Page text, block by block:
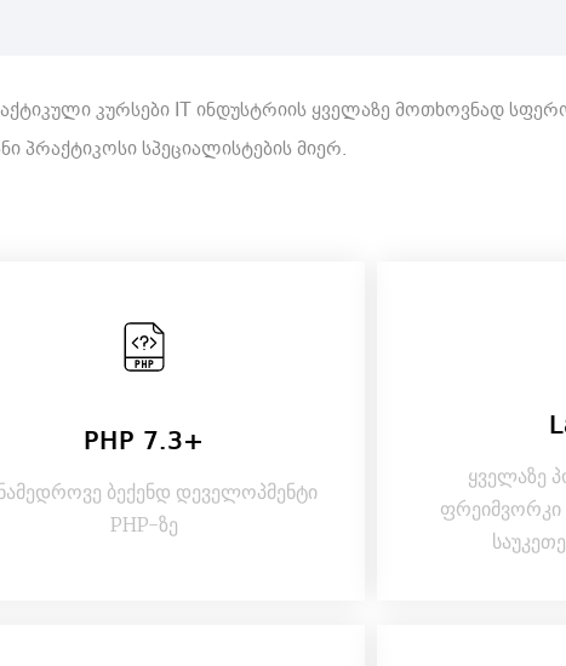
კურსები IT ინდუსტრიის ყველაზე მოთხოვნად
პრაქტიკოსი სპეციალისტების მიერ.
PHP 7.3+
ბექენდ დეველოპმენტი
PHP-ზე
ყველაზე
ფრეიმვორკი